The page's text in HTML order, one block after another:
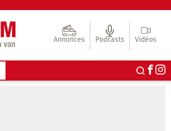
Annonces Podcasts Vidéos